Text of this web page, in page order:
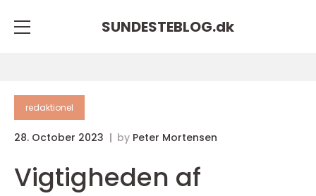
SUNDESTEBLOG.dk
redaktionel
28. October 2023 by Peter Mortensen
Vigtigheden af